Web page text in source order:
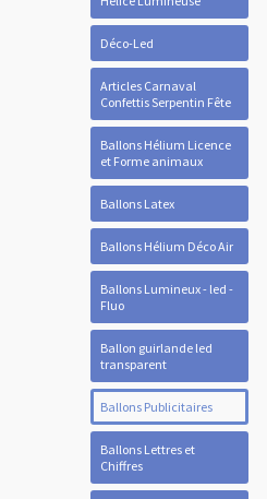
Déco-Led
Articles Carnaval
Confettis Serpentin Fête
Ballons Hélium Licence
et Forme animaux
Ballons Latex
Ballons Hélium Déco Air
Ballons Lumineux - led -
Fluo
Ballon guirlande led
transparent
Ballons Publicitaires
Ballons Lettres et
Chiffres